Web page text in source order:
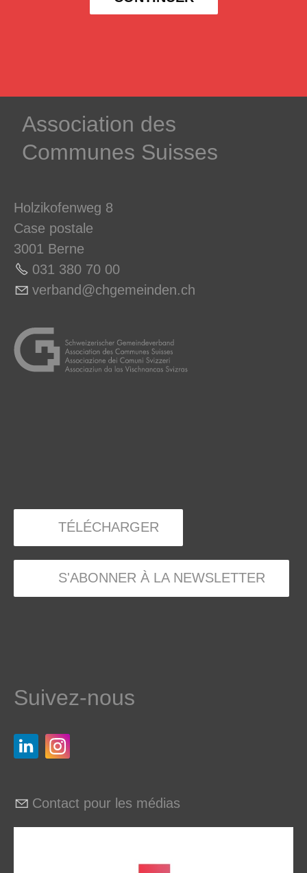
­Association des­
Communes ­Suisses
Holzikofenweg 8
Case postale
3001 Berne
031 380 70 00
v rb nd chg m nd n ch
TÉLÉCHARGER
S'ABONNER À LA NEWSLETTER
Suivez-nous
Contact pour les médias